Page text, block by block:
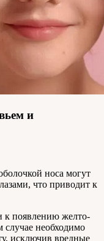
и
носа могут
что приводит к
к появлению желто-
случае необходимо
исключив вредные